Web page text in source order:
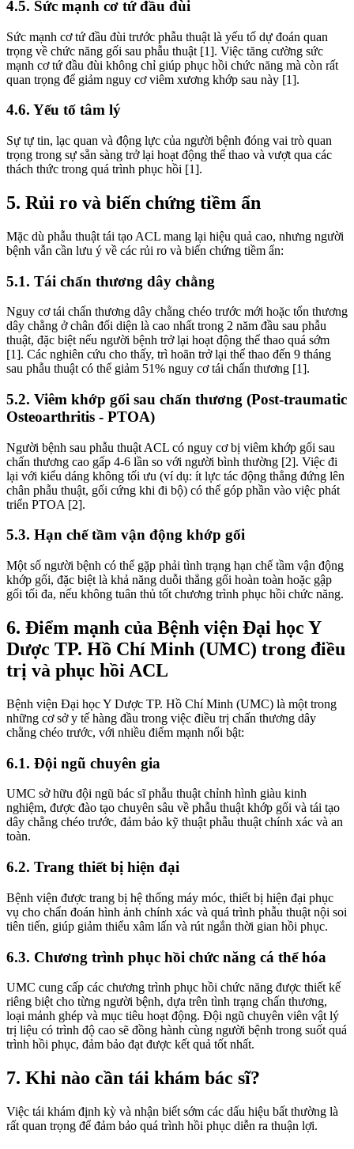
4.5. Sức mạnh cơ tứ đầu đùi
Sức mạnh cơ tứ đầu đùi trước phẫu thuật là yếu tố dự đoán quan
trọng về chức năng gối sau phẫu thuật [1]. Việc tăng cường sức
mạnh cơ tứ đầu đùi không chỉ giúp phục hồi chức năng mà còn rất
quan trọng để giảm nguy cơ viêm xương khớp sau này [1].
4.6. Yếu tố tâm lý
Sự tự tin, lạc quan và động lực của người bệnh đóng vai trò quan
trọng trong sự sẵn sàng trở lại hoạt động thể thao và vượt qua các
thách thức trong quá trình phục hồi [1].
5. Rủi ro và biến chứng tiềm ẩn
Mặc dù phẫu thuật tái tạo ACL mang lại hiệu quả cao, nhưng người
bệnh vẫn cần lưu ý về các rủi ro và biến chứng tiềm ẩn:
5.1. Tái chấn thương dây chằng
Nguy cơ tái chấn thương dây chằng chéo trước mới hoặc tổn thương
dây chằng ở chân đối diện là cao nhất trong 2 năm đầu sau phẫu
thuật, đặc biệt nếu người bệnh trở lại hoạt động thể thao quá sớm
[1]. Các nghiên cứu cho thấy, trì hoãn trở lại thể thao đến 9 tháng
sau phẫu thuật có thể giảm 51% nguy cơ tái chấn thương [1].
5.2. Viêm khớp gối sau chấn thương (Post-traumatic
Osteoarthritis - PTOA)
Người bệnh sau phẫu thuật ACL có nguy cơ bị viêm khớp gối sau
chấn thương cao gấp 4-6 lần so với người bình thường [2]. Việc đi
lại với kiểu dáng không tối ưu (ví dụ: ít lực tác động thẳng đứng lên
chân phẫu thuật, gối cứng khi đi bộ) có thể góp phần vào việc phát
triển PTOA [2].
5.3. Hạn chế tầm vận động khớp gối
Một số người bệnh có thể gặp phải tình trạng hạn chế tầm vận động
khớp gối, đặc biệt là khả năng duỗi thẳng gối hoàn toàn hoặc gập
gối tối đa, nếu không tuân thủ tốt chương trình phục hồi chức năng.
6. Điểm mạnh của Bệnh viện Đại học Y
Dược TP. Hồ Chí Minh (UMC) trong điều
trị và phục hồi ACL
Bệnh viện Đại học Y Dược TP. Hồ Chí Minh (UMC) là một trong
những cơ sở y tế hàng đầu trong việc điều trị chấn thương dây
chằng chéo trước, với nhiều điểm mạnh nổi bật:
6.1. Đội ngũ chuyên gia
UMC sở hữu đội ngũ bác sĩ phẫu thuật chỉnh hình giàu kinh
nghiệm, được đào tạo chuyên sâu về phẫu thuật khớp gối và tái tạo
dây chằng chéo trước, đảm bảo kỹ thuật phẫu thuật chính xác và an
toàn.
6.2. Trang thiết bị hiện đại
Bệnh viện được trang bị hệ thống máy móc, thiết bị hiện đại phục
vụ cho chẩn đoán hình ảnh chính xác và quá trình phẫu thuật nội soi
tiên tiến, giúp giảm thiểu xâm lấn và rút ngắn thời gian hồi phục.
6.3. Chương trình phục hồi chức năng cá thể hóa
UMC cung cấp các chương trình phục hồi chức năng được thiết kế
riêng biệt cho từng người bệnh, dựa trên tình trạng chấn thương,
loại mảnh ghép và mục tiêu hoạt động. Đội ngũ chuyên viên vật lý
trị liệu có trình độ cao sẽ đồng hành cùng người bệnh trong suốt quá
trình hồi phục, đảm bảo đạt được kết quả tốt nhất.
7. Khi nào cần tái khám bác sĩ?
Việc tái khám định kỳ và nhận biết sớm các dấu hiệu bất thường là
rất quan trọng để đảm bảo quá trình hồi phục diễn ra thuận lợi.